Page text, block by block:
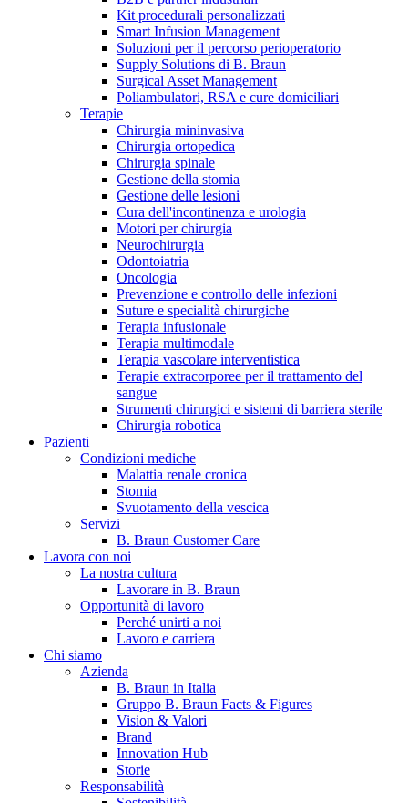
Catalogo prodotti
Trova il prodotto che stai cercando. Visita il catalogo B.
Braun con il nostro portfolio completo.
Hai domande o richieste? Scrivici per entrare subito in
contatto con un nostro referente.
B. Braun in Italia
Scopri chi siamo ed entra nel mondo di B. Braun in Italia: 4
sedi, 4 aziende, più di 700 dipendenti e un Centro di
Eccellenza a livello globale.
Kit procedurali personalizzati
Smart Infusion Management
Soluzioni per il percorso perioperatorio
Supply Solutions di B. Braun
Surgical Asset Management
Poliambulatori, RSA e cure domiciliari
Terapie
Chirurgia mininvasiva
Chirurgia ortopedica
Chirurgia spinale
Gestione della stomia
Gestione delle lesioni
Cura dell'incontinenza e urologia
Motori per chirurgia
Neurochirurgia
Odontoiatria
Oncologia
Prevenzione e controllo delle infezioni
Suture e specialità chirurgiche
Terapia infusionale
Terapia multimodale
Terapia vascolare interventistica
Terapie extracorporee per il trattamento del
sangue
Strumenti chirurgici e sistemi di barriera sterile
Chirurgia robotica
Pazienti
Condizioni mediche
Malattia renale cronica
Stomia
Svuotamento della vescica
Servizi
B. Braun Customer Care
Lavora con noi
La nostra cultura
Lavorare in B. Braun
Opportunità di lavoro
Perché unirti a noi
Lavoro e carriera
Chi siamo
Azienda
B. Braun in Italia
Gruppo B. Braun Facts & Figures
Vision & Valori
Brand
Innovation Hub
Storie
Responsabilità